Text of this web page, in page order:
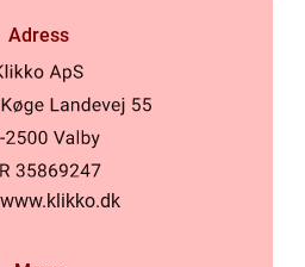
Adress
www.klikko.dk